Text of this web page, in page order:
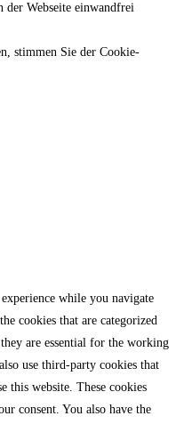
Webseite einwandfrei
stimmen Sie der Cookie-
while you navigate
cookies that are categorized
are essential for the working
use third-party cookies that
this website. These cookies
consent. You also have the